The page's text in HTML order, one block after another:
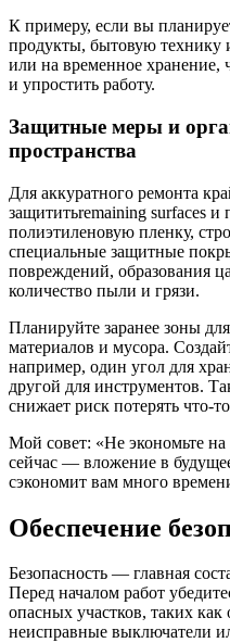
К примеру, если вы
продукты, бытовую технику
или на временное хранение,
и упростить работу.
Защитные меры и
пространства
Для аккуратного ремонта
защититьremaining surfaces
полиэтиленовую пленку,
специальные защитные
повреждений, образования
количество пыли и грязи.
Планируйте заранее зоны
материалов и мусора.
например, один угол для
другой для инструментов.
снижает риск потерять что-
Мой совет: «Не экономьте
сейчас — вложение в
сэкономит вам много
Обеспечение
Безопасность — главная
Перед началом работ
опасных участков, таких
неисправные выключатели